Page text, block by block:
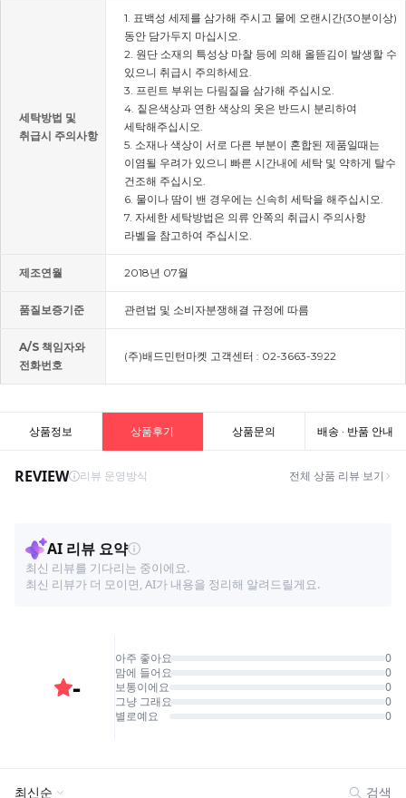
세탁방법 및
취급시 주의사항
1. 표백성 세제를 삼가해 주시고 물에 오랜시간(30분이상)
동안 담가두지 마십시오.
2. 원단 소재의 특성상 마찰 등에 의해 올뜯김이 발생할 수
있으니 취급시 주의하세요.
3. 프린트 부위는 다림질을 삼가해 주십시오.
4. 짙은색상과 연한 색상의 옷은 반드시 분리하여
세탁해주십시오.
5. 소재나 색상이 서로 다른 부분이 혼합된 제품일때는
이염될 우려가 있으니 빠른 시간내에 세탁 및 약하게 탈수
건조해 주십시오.
6. 물이나 땀이 밴 경우에는 신속히 세탁을 해주십시오.
7. 자세한 세탁방법은 의류 안쪽의 취급시 주의사항
라벨을 참고하여 주십시오.
제조연월 2018년 07월
품질보증기준 관련법 및 소비자분쟁해결 규정에 따름
A/S 책임자와
전화번호
(주)배드민턴마켓 고객센터 : 02-3663-3922
상품정보 상품후기 상품문의 배송 · 반품 안내